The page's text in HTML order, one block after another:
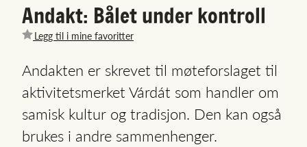
Andakt: Bålet under kontroll
Legg til i mine favoritter
Andakten er skrevet til møteforslaget til
aktivitetsmerket Várdát som handler om
samisk kultur og tradisjon. Den kan også
brukes i andre sammenhenger.